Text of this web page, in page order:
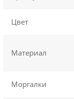
Цвет
Материал
Моргалки